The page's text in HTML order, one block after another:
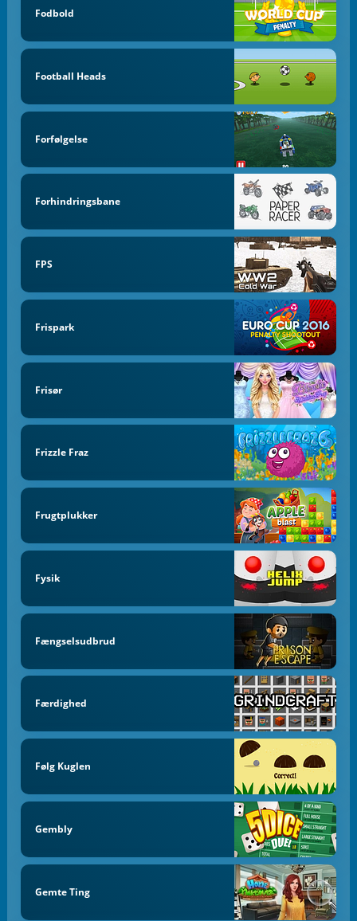
Fodbold
Football Heads
Forfølgelse
Forhindringsbane
FPS
Frispark
Frisør
Frizzle Fraz
Frugtplukker
Fysik
Fængselsudbrud
Færdighed
Følg Kuglen
Gembly
Gemte Ting